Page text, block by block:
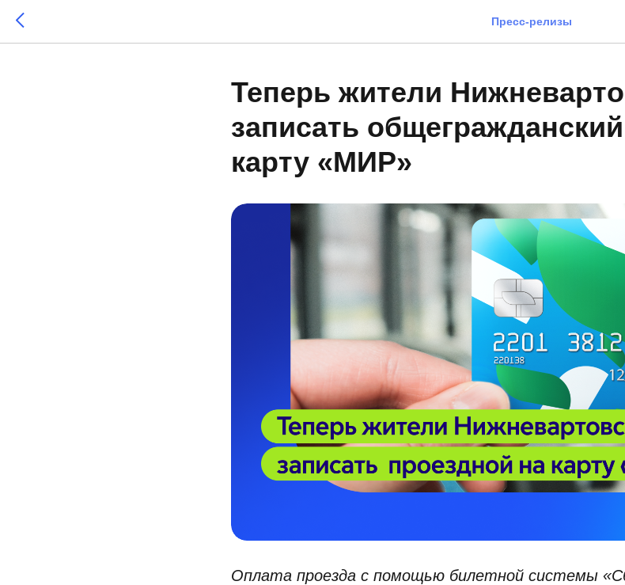
Пресс-релизы
Теперь жители
записать
карту «МИР»
Оплата проезда с помощью билетной системы